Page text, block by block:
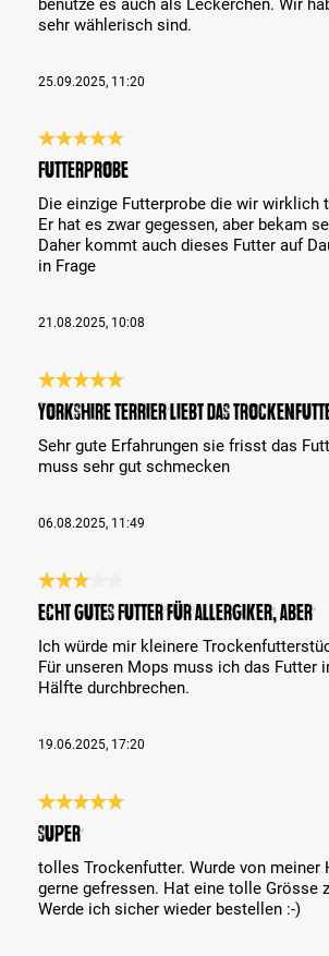
benutze es auch als Leckerchen. Wir
sehr wählerisch sind.
25.09.2025, 11:20
Reseña con calificación de 5 de 5
Futterprobe
Die einzige Futterprobe die wir wirklich
Er hat es zwar gegessen, aber bekam
Daher kommt auch dieses Futter auf
in Frage
21.08.2025, 10:08
Reseña con calificación de 5 de 5
Yorkshire Terrier liebt das
Sehr gute Erfahrungen sie frisst das
muss sehr gut schmecken
06.08.2025, 11:49
Reseña con calificación de 3 de 5
Echt gutes Futter für Allergiker, aber…
Ich würde mir kleinere
Für unseren Mops muss ich das Futter
Hälfte durchbrechen.
19.06.2025, 17:20
Reseña con calificación de 5 de 5
Super
tolles Trockenfutter. Wurde von meiner
gerne gefressen. Hat eine tolle Grösse
Werde ich sicher wieder bestellen :-)